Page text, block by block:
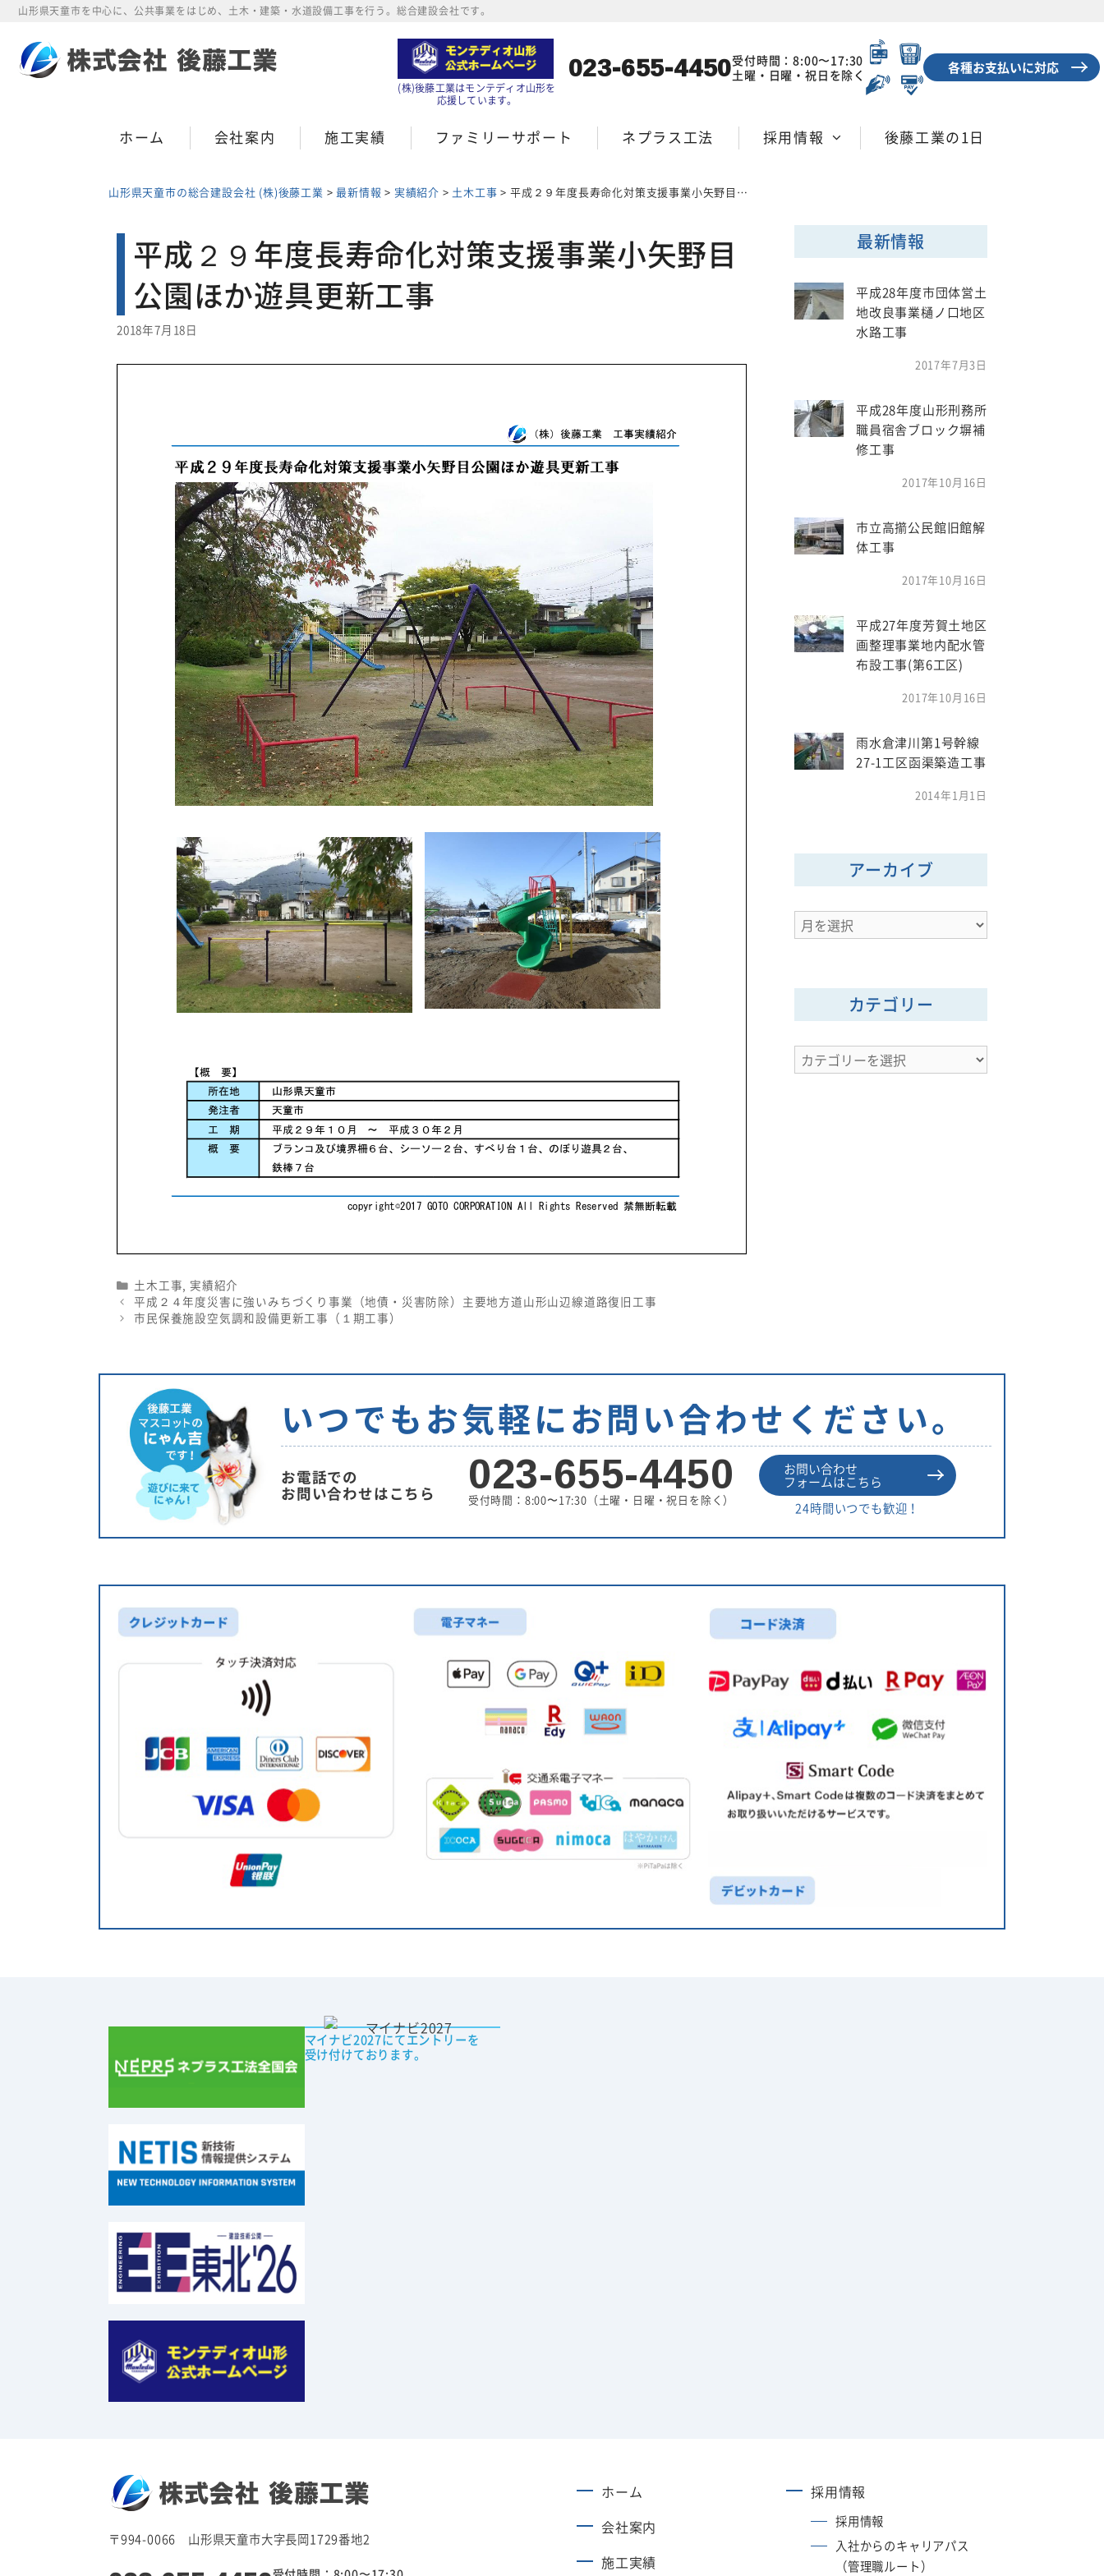
Skip
content
山形県天童市を中心に、公共事業をはじめ、土木・建築・水道設備工事を行う。総合建設会社です。
(株)後藤工業はモンテディオ山形を
応援しています。
023-655-4450受付時間：8:00〜17:30
土曜・日曜・祝日を除く
各種お支払いに対応
ホーム 会社案内 施工実績 ファミリーサポート ネプラス工法 採用情報 後藤工業の1日
山形県天童市の総合建設会社 (株)後藤工業 > 最新情報 > 実績紹介 > 土木工事 >平成２９年度長寿命化対策支援事業小矢野目公園ほか遊具更新工事
平成２９年度長寿命化対策支援事業小矢野目
公園ほか遊具更新工事
2018年7月18日
Categories
土木工事 実績紹介
平成２４年度災害に強いみちづくり事業（地債・災害防除）主要地方道山形山辺線道路復旧工事
市民保養施設空気調和設備更新工事（１期工事）
最新情報
平成28年度市団体営土
地改良事業樋ノ口地区
水路工事
2017年7月3日
平成28年度山形刑務所
職員宿舎ブロック塀補
修工事
2017年10月16日
市立高擶公民館旧館解
体工事
2017年10月16日
平成27年度芳賀土地区
画整理事業地内配水管
布設工事(第6工区)
2017年10月16日
雨水倉津川第1号幹線
27-1工区函渠築造工事
2014年1月1日
アーカイブ
ア
ー
イ
カテゴリー
カ
テ
いつでもお気軽にお問い合わせください。
お電話での
お問い合わせはこちら 023-655-4450
受付時間：8:00〜17:30 （土曜・日曜・祝日を除く）
お問い合わせ
フォームはこちら
24時間いつでも歓迎！
マイナビ2027にてエントリーを
受け付けております。
〒994-0066 山形県天童市大字長岡1729番地2
ホーム
会社案内
施工実績
採用情報
採用情報
入社からのキャリアパス
（管理職ルート）